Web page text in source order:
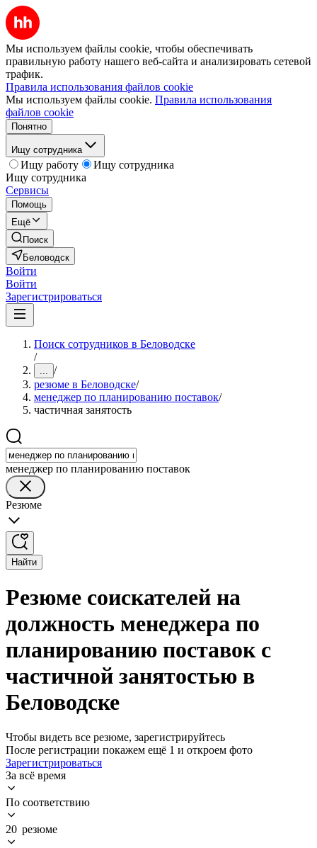
Мы используем файлы cookie, чтобы обеспечивать
правильную работу нашего веб-сайта и анализировать сетевой
трафик.
Правила использования файлов cookie
Мы используем файлы cookie. Правила использования
файлов cookie
Понятно
Ищу сотрудника
Ищу работу
Ищу сотрудника
Ищу сотрудника
Сервисы
Помощь
Ещё
Поиск
Беловодск
Войти
Войти
Зарегистрироваться
Поиск сотрудников в Беловодске
/
... /
резюме в Беловодске/
менеджер по планированию поставок/
частичная занятость
менеджер по планированию поставок
Резюме
Найти
Резюме соискателей на
должность менеджера по
планированию поставок с
частичной занятостью в
Беловодске
Чтобы видеть все резюме, зарегистрируйтесь
После регистрации покажем ещё 1 и откроем фото
Зарегистрироваться
За всё время
По соответствию
20 резюме